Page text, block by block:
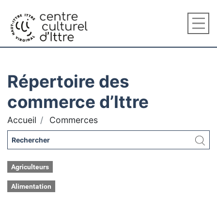
Répertoire des
commerce d’Ittre
Accueil Commerces
Agriculteurs
Alimentation